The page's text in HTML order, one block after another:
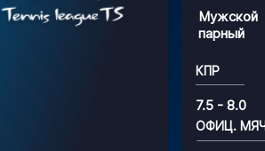
Мужской
парный
КПР
7.5 - 8.0
ОФИЦ.